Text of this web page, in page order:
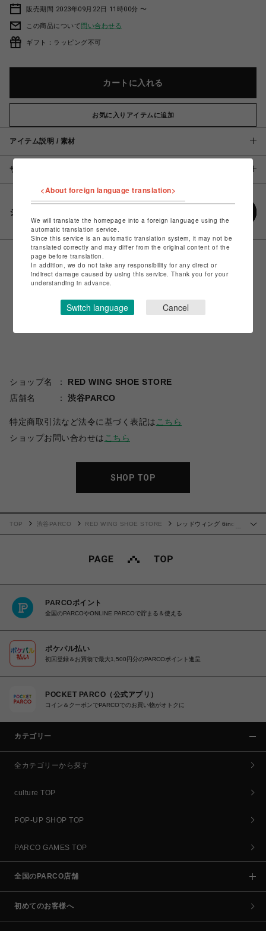
販売期間 2023年09月22日 11時00分 〜
この商品について問い合わせる
ギフト：ラッピング不可
カートに入れる
お気に入りアイテムに追加
アイテム説明 / 素材
サイズ
シェアする
ショップ名
RED WING SHOE STORE
店舗名
渋谷PARCO
特定商取引法など法令に基づく表記は こちら
ショップお問い合わせは こちら
SHOP TOP
TOP 渋谷PARCO RED WING SHOE STORE
レッドウィング 6inch
PARCOポイント
全国のPARCOやONLINE PARCOで貯まる＆使える
ポケパル払い
初回登録＆お買物で最大1,500円分のPARCOポイント進呈
POCKET PARCO（公式アプリ）
コイン＆クーポンでPARCOでのお買い物がオトクに
カテゴリー
全カテゴリーから探す
culture TOP
POP-UP SHOP TOP
PARCO GAMES TOP
全国のPARCO店舗
初めてのお客様へ
<About foreign language translation>
We will translate the homepage into a foreign language using the
automatic translation service.
Since this service is an automatic translation system, it may not be
translated correctly and may differ from the original content of the
page before translation.
In addition, we do not take any responsibility for any direct or
indirect damage caused by using this service. Thank you for your
understanding in advance.
Switch language Cancel